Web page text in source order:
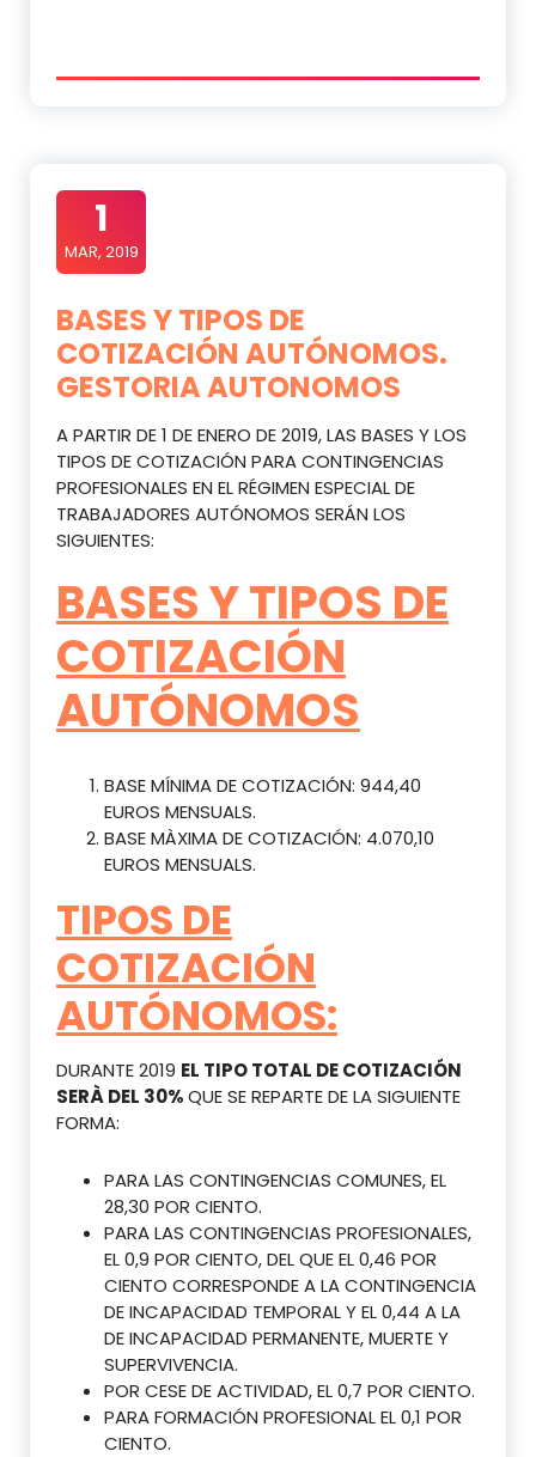
1
MAR, 2019
BASES Y TIPOS DE
COTIZACIÓN AUTÓNOMOS.
GESTORIA AUTONOMOS
A PARTIR DE 1 DE ENERO DE 2019, LAS BASES Y LOS
TIPOS DE COTIZACIÓN PARA CONTINGENCIAS
PROFESIONALES EN EL RÉGIMEN ESPECIAL DE
TRABAJADORES AUTÓNOMOS SERÁN LOS
SIGUIENTES:
BASES Y TIPOS DE
COTIZACIÓN
AUTÓNOMOS
BASE MÍNIMA DE COTIZACIÓN: 944,40
EUROS MENSUALS.
BASE MÀXIMA DE COTIZACIÓN: 4.070,10
EUROS MENSUALS.
TIPOS DE
COTIZACIÓN
AUTÓNOMOS:
DURANTE 2019 EL TIPO TOTAL DE COTIZACIÓN
SERÀ DEL 30%QUE SE REPARTE DE LA SIGUIENTE
FORMA:
PARA LAS CONTINGENCIAS COMUNES, EL
28,30 POR CIENTO.
PARA LAS CONTINGENCIAS PROFESIONALES,
EL 0,9 POR CIENTO, DEL QUE EL 0,46 POR
CIENTO CORRESPONDE A LA CONTINGENCIA
DE INCAPACIDAD TEMPORAL Y EL 0,44 A LA
DE INCAPACIDAD PERMANENTE, MUERTE Y
SUPERVIVENCIA.
POR CESE DE ACTIVIDAD, EL 0,7 POR CIENTO.
PARA FORMACIÓN PROFESIONAL EL 0,1 POR
CIENTO.